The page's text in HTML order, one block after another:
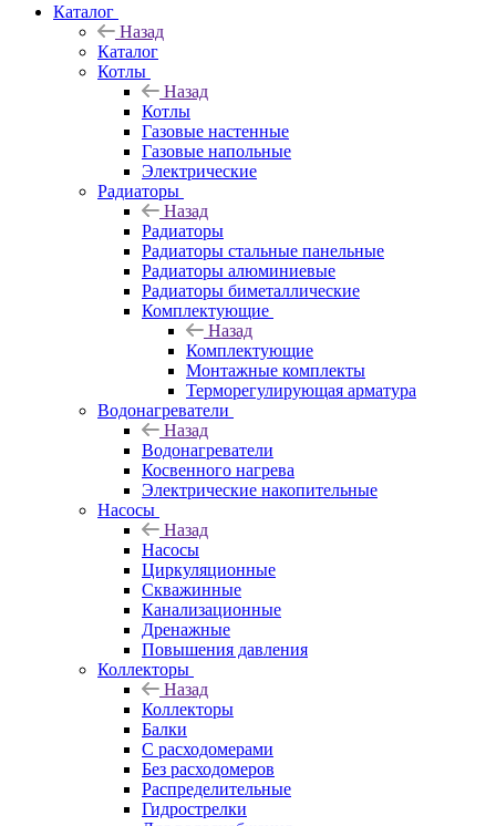
Каталог
Назад
Каталог
Котлы
Назад
Котлы
Газовые настенные
Газовые напольные
Электрические
Радиаторы
Назад
Радиаторы
Радиаторы стальные панельные
Радиаторы алюминиевые
Радиаторы биметаллические
Комплектующие
Назад
Комплектующие
Монтажные комплекты
Терморегулирующая арматура
Водонагреватели
Назад
Водонагреватели
Косвенного нагрева
Электрические накопительные
Насосы
Назад
Насосы
Циркуляционные
Скважинные
Канализационные
Дренажные
Повышения давления
Коллекторы
Назад
Коллекторы
Балки
С расходомерами
Без расходомеров
Распределительные
Гидрострелки